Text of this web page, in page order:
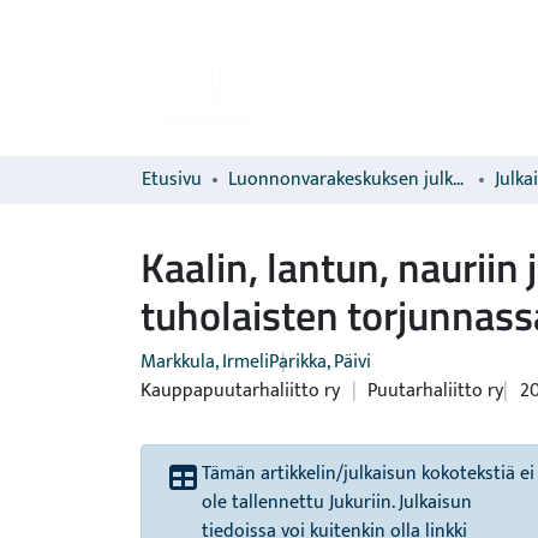
Etusivu Luonnonvarakeskuksen julkaisut
Kaalin, lantun,
tuholaisten
Markkula, IrmeliParikka, Päivi
Kauppapuutarhaliitto ry | Puutarhaliitto ry
Tämän artikkelin/julkaisun kokotekstiä ei
ole tallennettu Jukuriin. Julkaisun
tiedoissa voi kuitenkin olla linkki